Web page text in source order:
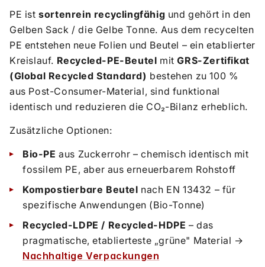
PE istsortenrein recyclingfähig und gehört in den
Gelben Sack / die Gelbe Tonne. Aus dem recycelten
PE entstehen neue Folien und Beutel – ein etablierter
Kreislauf. Recycled-PE-Beutel mitGRS-Zertifikat
(Global Recycled Standard) bestehen zu 100 %
aus Post-Consumer-Material, sind funktional
identisch und reduzieren die CO₂-Bilanz erheblich.
Zusätzliche Optionen:
Bio-PE aus Zuckerrohr – chemisch identisch mit
fossilem PE, aber aus erneuerbarem Rohstoff
Kompostierbare Beutel nach EN 13432 – für
spezifische Anwendungen (Bio-Tonne)
Recycled-LDPE / Recycled-HDPE – das
pragmatische, etablierteste „grüne" Material →
Nachhaltige Verpackungen